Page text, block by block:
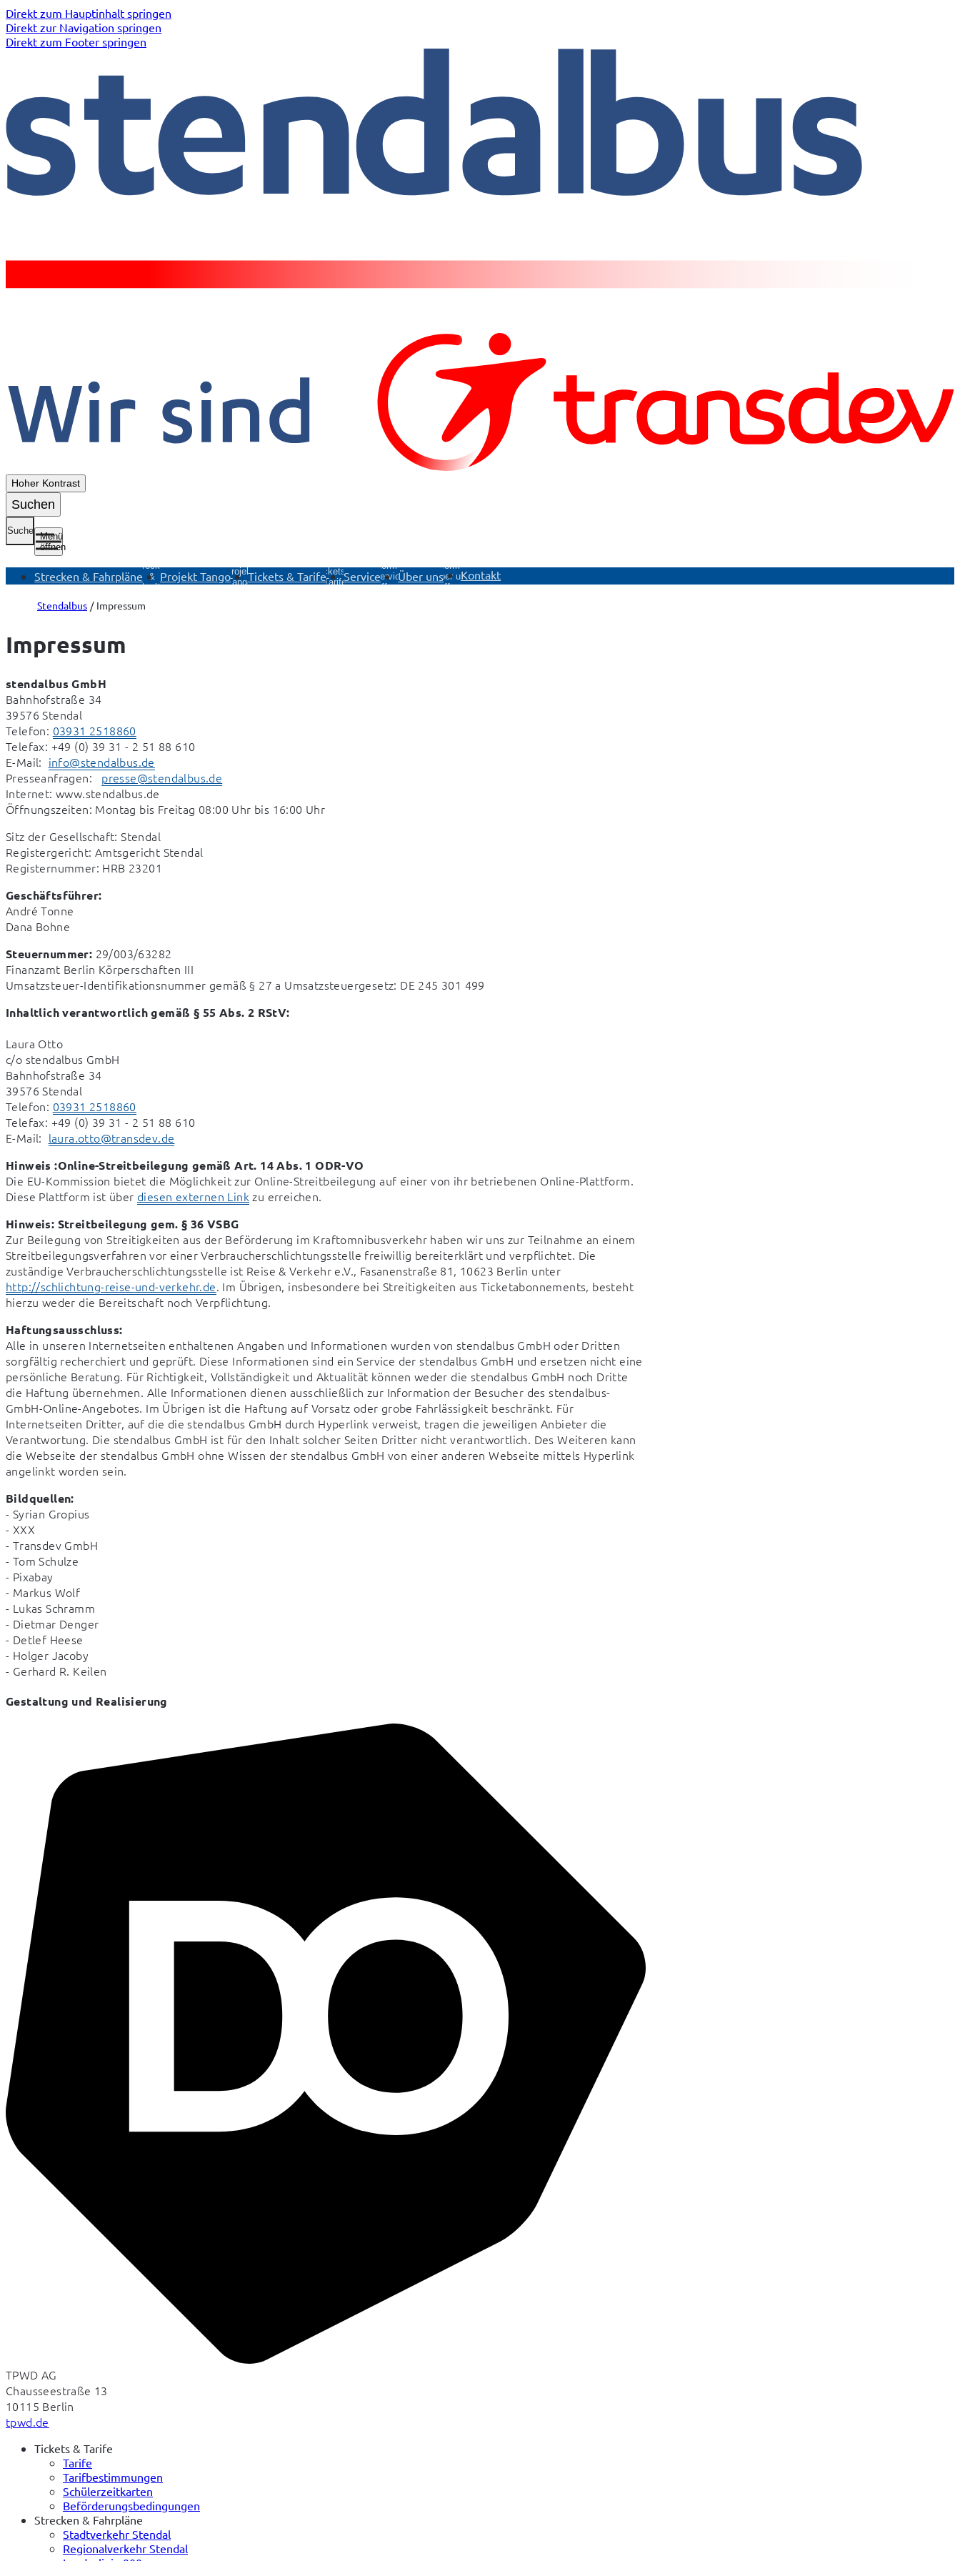
Direkt zum Hauptinhalt springen
Direkt zur Navigation springen
Direkt zum Footer springen
Hoher Kontrast
Suchen
Suche
Menü
öffnen
Strecken & Fahrpläne
Strecken
&
Fahrpläne
Projekt TangoProjekt
TangoTickets & TarifeTickets &
TarifeService
Untermenü
Service
öffnen
Über uns
Untermenü
Über uns
öffnen
Kontakt
Stendalbus Impressum
Impressum
stendalbus GmbH
Bahnhofstraße 34
39576 Stendal
Telefon: 03931 2518860
Telefax: +49 (0) 39 31 - 2 51 88 610
E-Mail: info@stendalbus.de
Presseanfragen: presse@stendalbus.de
Internet: www.stendalbus.de
Öffnungszeiten: Montag bis Freitag 08:00 Uhr bis 16:00 Uhr
Sitz der Gesellschaft: Stendal
Registergericht: Amtsgericht Stendal
Registernummer: HRB 23201
Geschäftsführer:
André Tonne
Dana Bohne
Steuernummer: 29/003/63282
Finanzamt Berlin Körperschaften III
Umsatzsteuer-Identifikationsnummer gemäß § 27 a Umsatzsteuergesetz: DE 245 301 499
Inhaltlich verantwortlich gemäß § 55 Abs. 2 RStV:
Laura Otto
c/o stendalbus GmbH
Bahnhofstraße 34
39576 Stendal
Telefon: 03931 2518860
Telefax: +49 (0) 39 31 - 2 51 88 610
E-Mail: laura.otto@transdev.de
Hinweis :Online-Streitbeilegung gemäß Art. 14 Abs. 1 ODR-VO
Die EU-Kommission bietet die Möglichkeit zur Online-Streitbeilegung auf einer von ihr betriebenen Online-Plattform.
Diese Plattform ist über diesen externen Link zu erreichen.
Hinweis: Streitbeilegung gem. § 36 VSBG
Zur Beilegung von Streitigkeiten aus der Beförderung im Kraftomnibusverkehr haben wir uns zur Teilnahme an einem
Streitbeilegungsverfahren vor einer Verbraucherschlichtungsstelle freiwillig bereiterklärt und verpflichtet. Die
http://schlichtung-reise-und-verkehr.de. Im Übrigen, insbesondere bei Streitigkeiten aus Ticketabonnements, besteht
hierzu weder die Bereitschaft noch Verpflichtung.
Haftungsausschluss:
Alle in unseren Internetseiten enthaltenen Angaben und Informationen wurden von stendalbus GmbH oder Dritten
sorgfältig recherchiert und geprüft. Diese Informationen sind ein Service der stendalbus GmbH und ersetzen nicht eine
persönliche Beratung. Für Richtigkeit, Vollständigkeit und Aktualität können weder die stendalbus GmbH noch Dritte
die Haftung übernehmen. Alle Informationen dienen ausschließlich zur Information der Besucher des stendalbus-
GmbH-Online-Angebotes. Im Übrigen ist die Haftung auf Vorsatz oder grobe Fahrlässigkeit beschränkt. Für
Internetseiten Dritter, auf die die stendalbus GmbH durch Hyperlink verweist, tragen die jeweiligen Anbieter die
Verantwortung. Die stendalbus GmbH ist für den Inhalt solcher Seiten Dritter nicht verantwortlich. Des Weiteren kann
die Webseite der stendalbus GmbH ohne Wissen der stendalbus GmbH von einer anderen Webseite mittels Hyperlink
angelinkt worden sein.
Bildquellen:
- Syrian Gropius
- XXX
- Transdev GmbH
- Tom Schulze
- Pixabay
- Markus Wolf
- Lukas Schramm
- Dietmar Denger
- Detlef Heese
- Holger Jacoby
- Gerhard R. Keilen
Gestaltung und Realisierung
TPWD AG
Chausseestraße 13
10115 Berlin
tpwd.de
Tickets & Tarife
Tarife
Tarifbestimmungen
Schülerzeitkarten
Beförderungsbedingungen
Strecken & Fahrpläne
Stadtverkehr Stendal
Regionalverkehr Stendal